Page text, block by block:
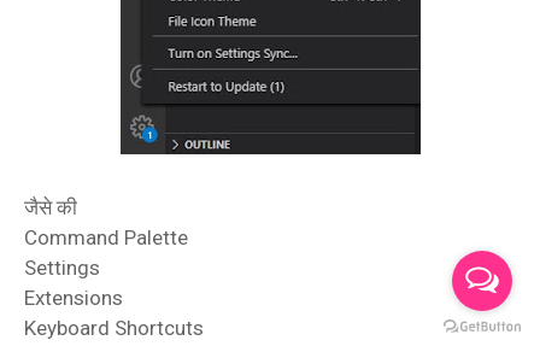
जैसे की
Command Palette
Settings
Extensions
Keyboard Shortcuts